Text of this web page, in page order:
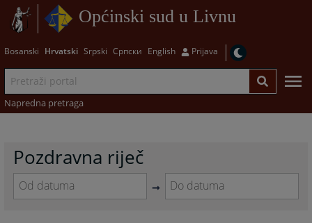
Općinski sud u Livnu
Bosanski Hrvatski Srpski Српски English Prijava
Napredna pretraga
Pozdravna riječ